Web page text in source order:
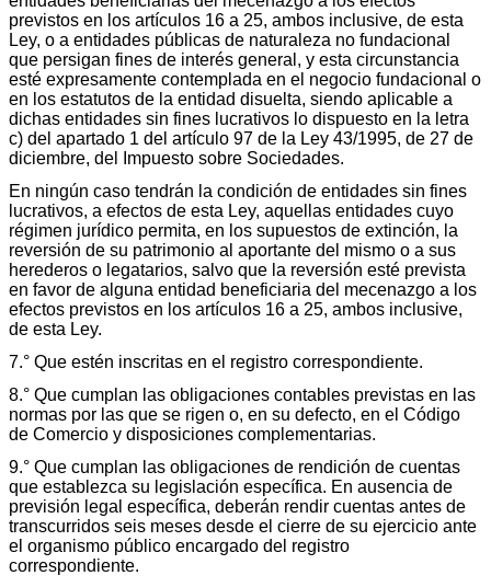
previstos en los artículos 16 a 25, ambos inclusive, de esta
Ley, o a entidades públicas de naturaleza no fundacional
que persigan fines de interés general, y esta circunstancia
esté expresamente contemplada en el negocio fundacional o
en los estatutos de la entidad disuelta, siendo aplicable a
dichas entidades sin fines lucrativos lo dispuesto en la letra
c) del apartado 1 del artículo 97 de la Ley 43/1995, de 27 de
diciembre, del Impuesto sobre Sociedades.
En ningún caso tendrán la condición de entidades sin fines
lucrativos, a efectos de esta Ley, aquellas entidades cuyo
régimen jurídico permita, en los supuestos de extinción, la
reversión de su patrimonio al aportante del mismo o a sus
herederos o legatarios, salvo que la reversión esté prevista
en favor de alguna entidad beneficiaria del mecenazgo a los
efectos previstos en los artículos 16 a 25, ambos inclusive,
de esta Ley.
7.° Que estén inscritas en el registro correspondiente.
8.° Que cumplan las obligaciones contables previstas en las
normas por las que se rigen o, en su defecto, en el Código
de Comercio y disposiciones complementarias.
9.° Que cumplan las obligaciones de rendición de cuentas
que establezca su legislación específica. En ausencia de
previsión legal específica, deberán rendir cuentas antes de
transcurridos seis meses desde el cierre de su ejercicio ante
el organismo público encargado del registro
correspondiente.